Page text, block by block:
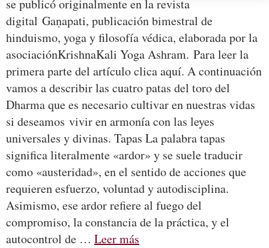
se publicó originalmente en la revista
digital Gaṇapati, publicación bimestral de
hinduismo, yoga y filosofía védica, elaborada por la
asociaciónKrishnaKali Yoga Ashram. Para leer la
primera parte del artículo clica aquí. A continuación
vamos a describir las cuatro patas del toro del
Dharma que es necesario cultivar en nuestras vidas
si deseamos vivir en armonía con las leyes
universales y divinas. Tapas La palabra tapas
significa literalmente «ardor» y se suele traducir
como «austeridad», en el sentido de acciones que
requieren esfuerzo, voluntad y autodisciplina.
Asimismo, ese ardor refiere al fuego del
compromiso, la constancia de la práctica, y el
autocontrol de … Leer más